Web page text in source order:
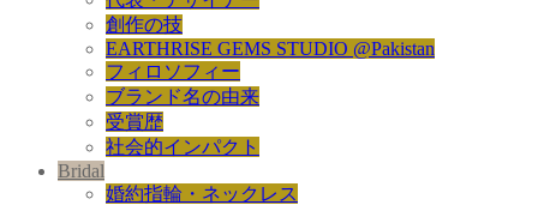
創作の技
EARTHRISE GEMS STUDIO @Pakistan
フィロソフィー
ブランド名の由来
受賞歴
社会的インパクト
Bridal
婚約指輪・ネックレス